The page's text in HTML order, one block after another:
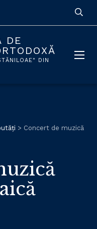
DE
DIN
> Concert de muzică